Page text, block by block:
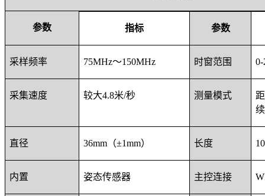
参数 指标 参数
采样频率 75MHz～150MHz 时窗范围 0-
采集速度 较大4.8米/秒 测量模式
直径 36mm（±1mm） 长度
内置 姿态传感器 主控连接